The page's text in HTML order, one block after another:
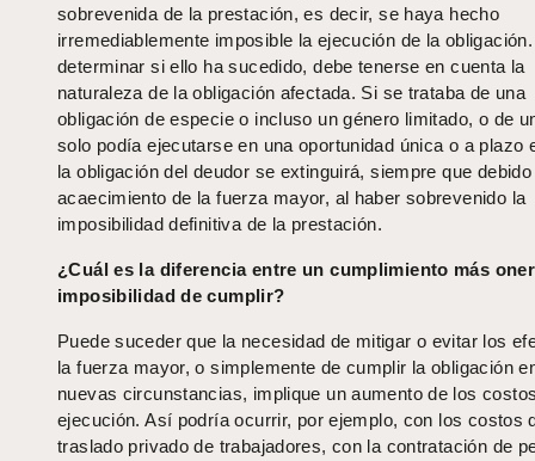
sobrevenida de la prestación, es decir, se haya hecho
irremediablemente imposible la ejecución de la
determinar si ello ha sucedido, debe tenerse en cuenta la
naturaleza de la obligación afectada. Si se trataba de una
obligación de especie o incluso un género limitado, o de
solo podía ejecutarse en una oportunidad única o a plazo
la obligación del deudor se extinguirá, siempre que debido
acaecimiento de la fuerza mayor, al haber sobrevenido la
imposibilidad definitiva de la prestación.
¿Cuál es la diferencia entre un cumplimiento más
imposibilidad de cumplir?
Puede suceder que la necesidad de mitigar o evitar los
la fuerza mayor, o simplemente de cumplir la obligación
nuevas circunstancias, implique un aumento de los
ejecución. Así podría ocurrir, por ejemplo, con los costos
traslado privado de trabajadores, con la contratación de